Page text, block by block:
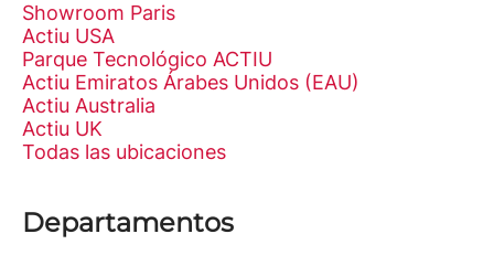
Showroom Paris
Actiu USA
Parque Tecnológico ACTIU
Actiu Emiratos Árabes Unidos (EAU)
Actiu Australia
Actiu UK
Todas las ubicaciones
Departamentos